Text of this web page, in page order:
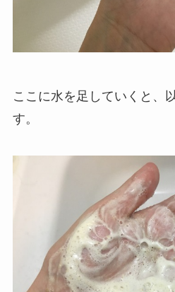
ここに水を足していくと、
す。